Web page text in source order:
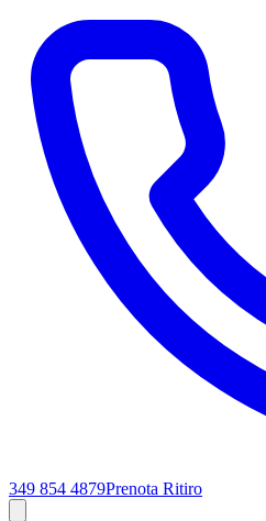
349 854 4879Prenota Ritiro